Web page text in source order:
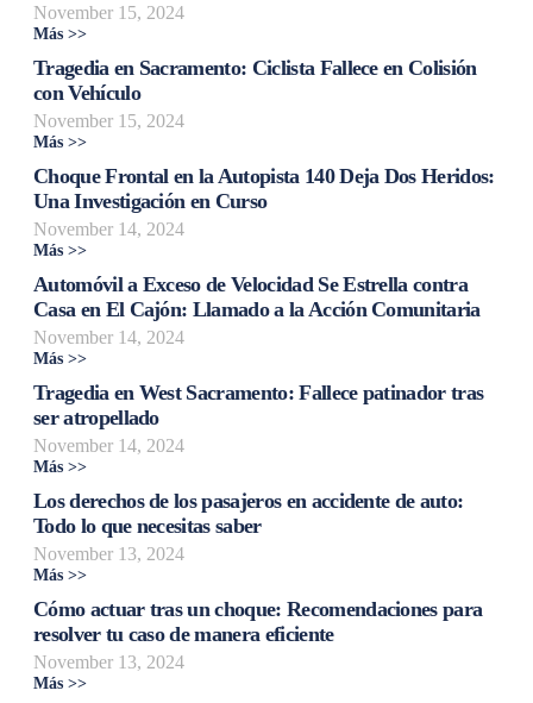
November 15, 2024
Más >>
Tragedia en Sacramento: Ciclista Fallece en Colisión
con Vehículo
November 15, 2024
Más >>
Choque Frontal en la Autopista 140 Deja Dos Heridos:
Una Investigación en Curso
November 14, 2024
Más >>
Automóvil a Exceso de Velocidad Se Estrella contra
Casa en El Cajón: Llamado a la Acción Comunitaria
November 14, 2024
Más >>
Tragedia en West Sacramento: Fallece patinador tras
ser atropellado
November 14, 2024
Más >>
Los derechos de los pasajeros en accidente de auto:
Todo lo que necesitas saber
November 13, 2024
Más >>
Cómo actuar tras un choque: Recomendaciones para
resolver tu caso de manera eficiente
November 13, 2024
Más >>